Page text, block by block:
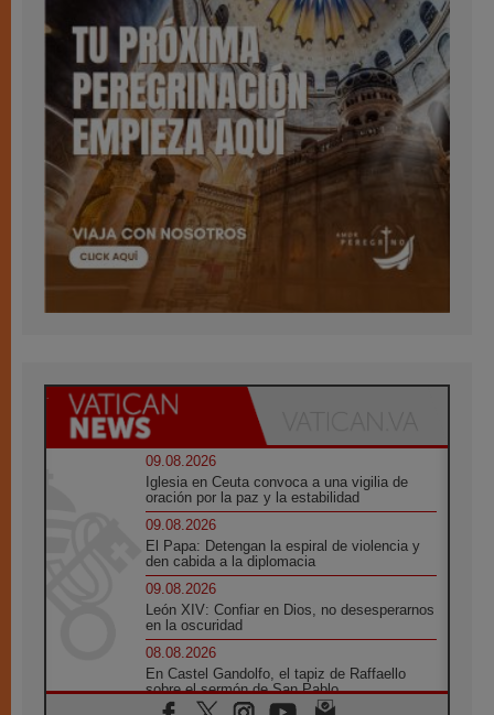
09.08.2026
Iglesia en Ceuta convoca a una vigilia de
oración por la paz y la estabilidad
09.08.2026
El Papa: Detengan la espiral de violencia y
den cabida a la diplomacia
09.08.2026
León XIV: Confiar en Dios, no desesperarnos
en la oscuridad
08.08.2026
En Castel Gandolfo, el tapiz de Raffaello
sobre el sermón de San Pablo